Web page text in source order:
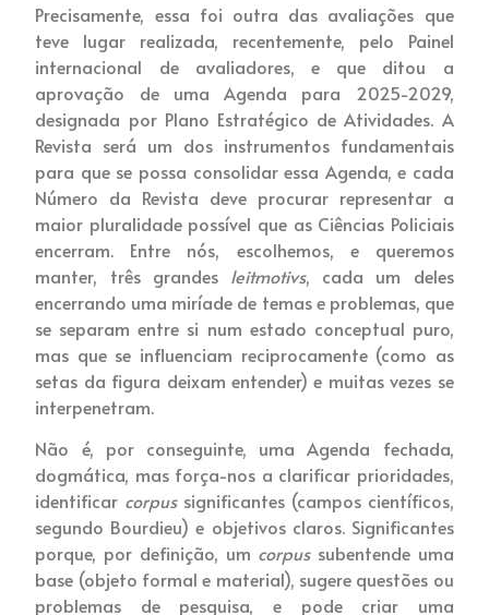
Precisamente, essa foi outra das avaliações que
teve lugar realizada, recentemente, pelo Painel
internacional de avaliadores, e que ditou a
aprovação de uma Agenda para 2025-2029,
designada por Plano Estratégico de Atividades. A
Revista será um dos instrumentos fundamentais
para que se possa consolidar essa Agenda, e cada
Número da Revista deve procurar representar a
maior pluralidade possível que as Ciências Policiais
encerram. Entre nós, escolhemos, e queremos
manter, três grandes leitmotivs, cada um deles
encerrando uma miríade de temas e problemas, que
se separam entre si num estado conceptual puro,
mas que se influenciam reciprocamente (como as
setas da figura deixam entender) e muitas vezes se
interpenetram.
Não é, por conseguinte, uma Agenda fechada,
dogmática, mas força-nos a clarificar prioridades,
identificar corpussignificantes (campos científicos,
segundo Bourdieu) e objetivos claros. Significantes
porque, por definição, um corpussubentende uma
base (objeto formal e material), sugere questões ou
problemas de pesquisa, e pode criar uma